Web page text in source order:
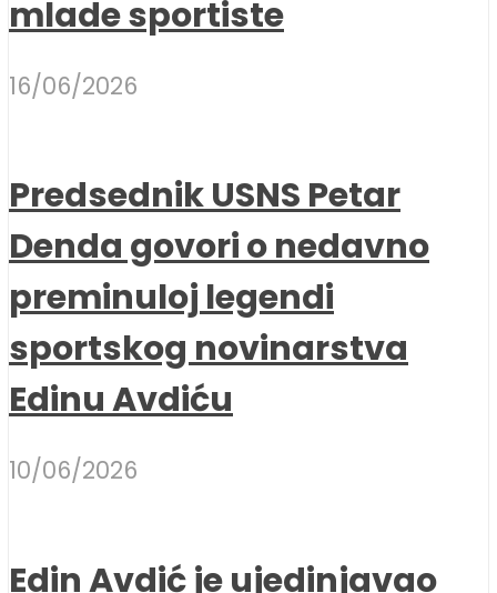
mlade sportiste
16/06/2026
Predsednik USNS Petar
Denda govori o nedavno
preminuloj legendi
sportskog novinarstva
Edinu Avdiću
10/06/2026
Edin Avdić je ujedinjavao